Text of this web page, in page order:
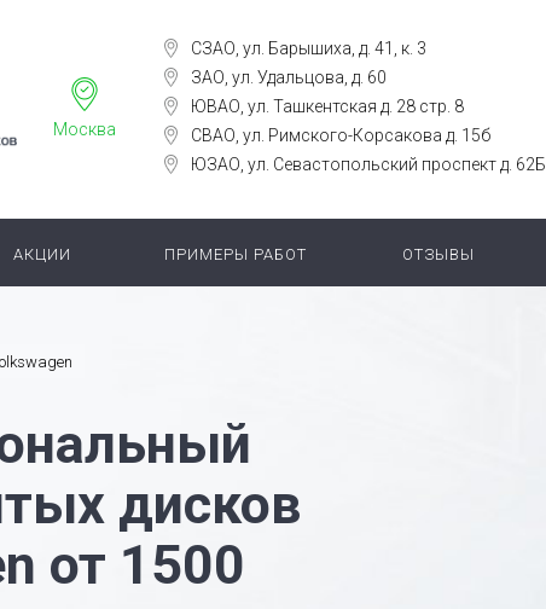
Москва
СЗАО, ул. Барышиха, д. 41, к. 3
ЗАО, ул. Удальцова, д. 60
ЮВАО, ул. Ташкентская д. 28 стр. 8
СВАО, ул. Римского-Корсакова д. 15б
ЮЗАО, ул. Севастопольский проспект д. 62Б
АКЦИИ ПРИМЕРЫ РАБОТ ОТЗЫВЫ
дисков
от 1500